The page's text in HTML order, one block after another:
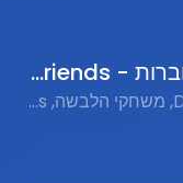
להלביש את החברות - Dress Up Friends
Dress-Up Games, משחקי הלבשה, Fashion Games, משחקי אופנה, Flash Nostalgia Games, משחקי פלאש נוסטלגים